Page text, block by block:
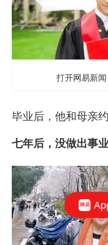
打开网易新
毕业后，他和母亲
七年后，没做出事